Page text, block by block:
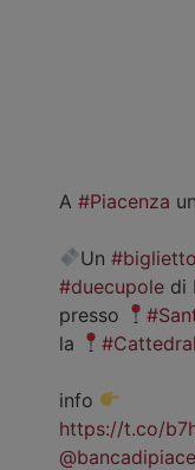
A #Piacenza
Un
#duecupole di
presso
la
info
https://t.co/